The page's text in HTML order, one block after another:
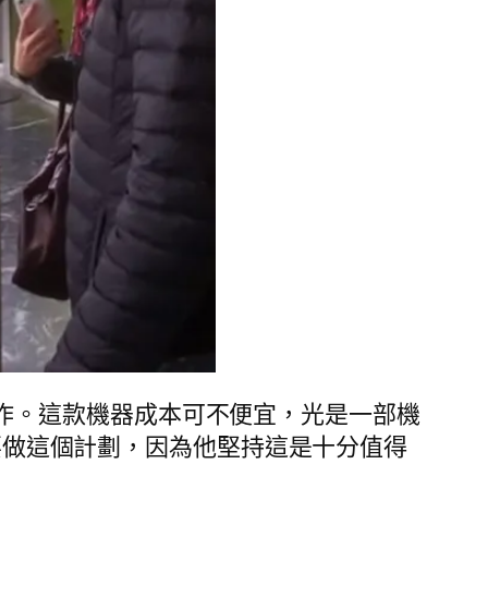
。這款機器成本可不便宜，光是一部機
這個計劃，因為他堅持這是十分值得